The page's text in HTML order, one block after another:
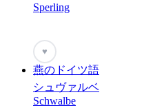
Sperling
♥
燕のドイツ語
シュヴァルベ
Schwalbe